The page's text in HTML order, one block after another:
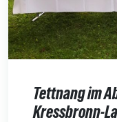
Tettnang im
Kressbronn-